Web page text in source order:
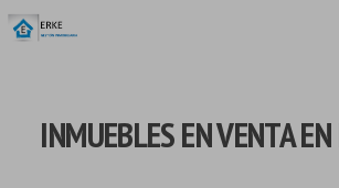
INMUEBLES EN VENTA